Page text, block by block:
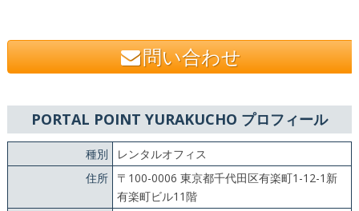
問い合わせ
PORTAL POINT YURAKUCHO プロフィール
種別
レンタルオフィス
住所
〒100-0006 東京都千代田区有楽町1-12-1新
有楽町ビル11階